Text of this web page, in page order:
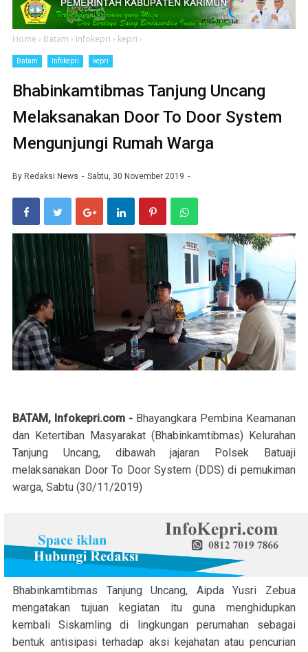
Home › Batam › Infokepri › kepri ›
Batam Infokepri kepri
Bhabinkamtibmas Tanjung Uncang
Melaksanakan Door To Door System
Mengunjungi Rumah Warga
By Redaksi News Sabtu, 30 November 2019
BATAM, Infokepri.com - Bhayangkara Pembina Keamanan
dan Ketertiban Masyarakat (Bhabinkamtibmas) Kelurahan
Tanjung Uncang, dibawah jajaran Polsek Batuaji
melaksanakan Door To Door System (DDS) di pemukiman
warga, Sabtu (30/11/2019)
Bhabinkamtibmas Tanjung Uncang, Aipda Yusri Zebua
mengatakan tujuan kegiatan itu guna menghidupkan
kembali Siskamling di lingkungan perumahan sebagai
bentuk antisipasi terhadap aksi kejahatan atau pencurian